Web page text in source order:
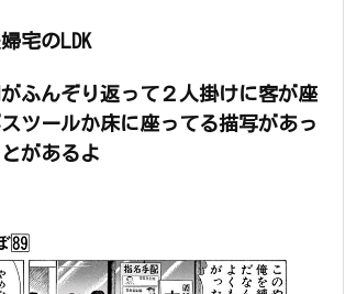
宅のLDK
ふんぞり返って２人掛けに客が座
ツールか床に座ってる描写があっ
があるよ